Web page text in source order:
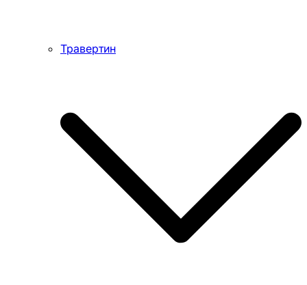
Травертин